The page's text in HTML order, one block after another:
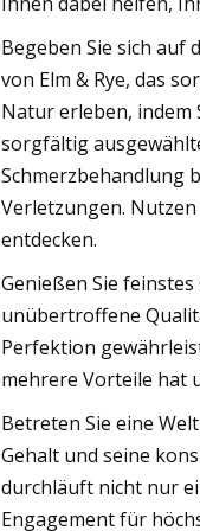
Begeben Sie sich
von Elm & Rye, das
Natur erleben, indem
sorgfältig
Schmerzbehandlung
Verletzungen.
entdecken.
Genießen Sie
unübertroffene
Perfektion
mehrere Vorteile hat
Betreten Sie eine
Gehalt und seine
durchläuft nicht nur
Engagement für